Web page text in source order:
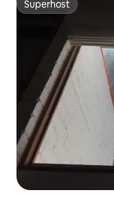
Superhost
Superhost